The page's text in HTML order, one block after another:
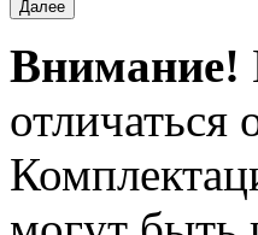
Внимание!
отличаться